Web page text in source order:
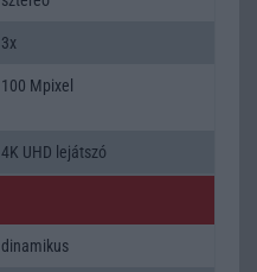
3x
100 Mpixel
4K UHD lejátszó
dinamikus